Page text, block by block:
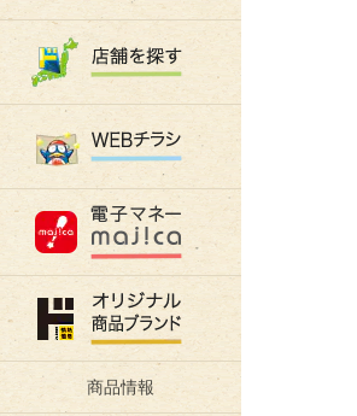
商品情報